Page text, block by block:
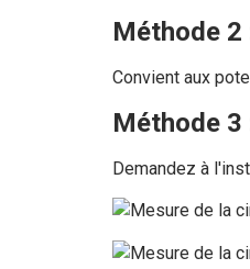
Méthode
Convient aux
Méthode 3
Demandez à